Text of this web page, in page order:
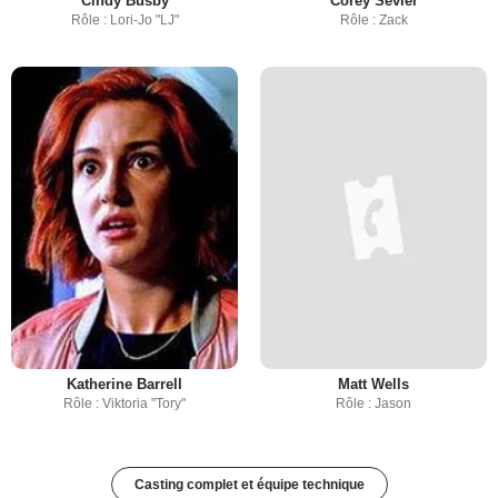
Rôle : Lori-Jo "LJ" Rôle : Zack
Katherine Barrell
Rôle : Viktoria "Tory"
Matt Wells
Rôle : Jason
Casting complet et équipe technique